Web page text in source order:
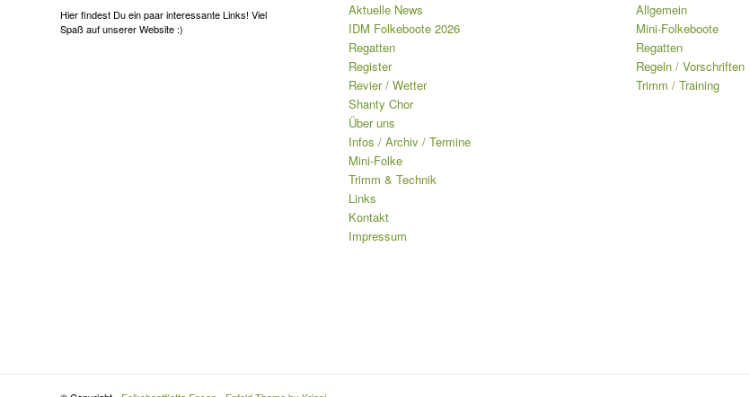
Hier findest Du ein paar interessante Links! Viel
Spaß auf unserer Website :)
Aktuelle News
IDM Folkeboote 2026
Regatten
Register
Revier / Wetter
Shanty Chor
Über uns
Infos / Archiv / Termine
Mini-Folke
Trimm & Technik
Links
Kontakt
Impressum
Allgemein
Mini-Folkeboote
Regatten
Regeln / Vorschriften
Trimm / Training